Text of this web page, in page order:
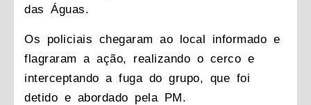
das Águas.
Os policiais chegaram ao local informado e
flagraram a ação, realizando o cerco e
interceptando a fuga do grupo, que foi
detido e abordado pela PM.